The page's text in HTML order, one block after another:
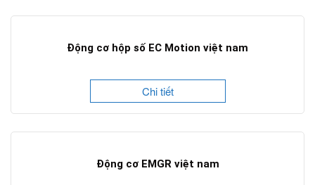
Động cơ hộp số EC Motion việt nam
Chi tiết
Động cơ EMGR việt nam